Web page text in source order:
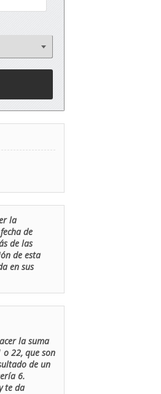
la
de
de las
de esta
en sus
la suma
22, que son
de un
6.
te da